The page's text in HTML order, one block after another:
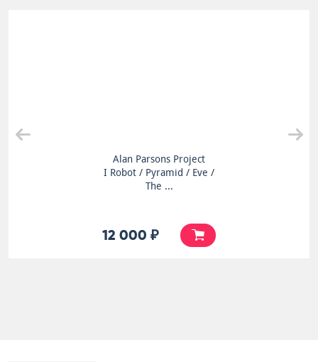
Alan Parsons Project
I Robot / Pyramid / Eve /
The ...
12 000 ₽